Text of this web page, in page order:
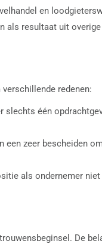
en
resultaat uit
redenen:
één
zeer bescheiden
als ondernemer
De